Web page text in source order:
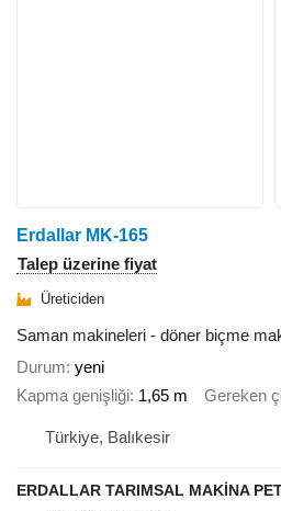
Erdallar MK-165
Talep üzerine fiyat
Üreticiden
Saman makineleri - döner biçme
Durum yeni
Kapma genişliği 1,65 m Gereken
Türkiye, Balıkesir